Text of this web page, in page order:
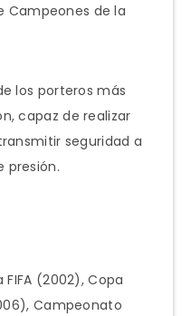
Campeones de la
los porteros más
capaz de realizar
seguridad a
presión.
(2002), Copa
Campeonato